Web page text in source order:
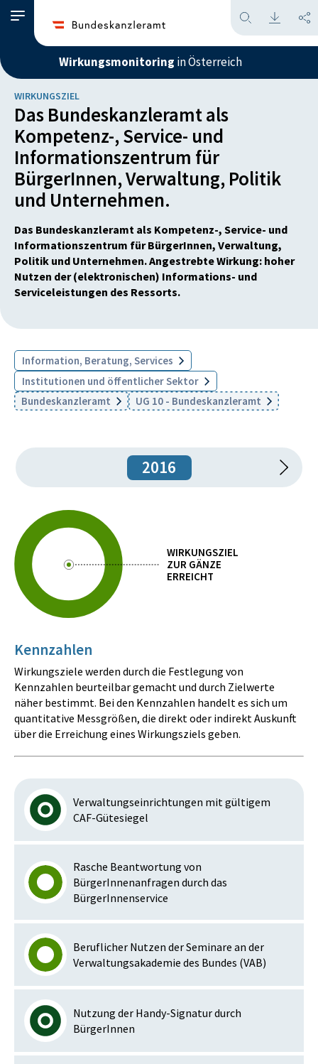
Wirkungsmonitoring in Österreich
WIRKUNGSZIEL
Das Bundeskanzleramt als
Kompetenz-, Service- und
Informationszentrum für
BürgerInnen, Verwaltung, Politik
und Unternehmen.
Das Bundeskanzleramt als Kompetenz-, Service- und
Informationszentrum für BürgerInnen, Verwaltung,
Politik und Unternehmen. Angestrebte Wirkung: hoher
Nutzen der (elektronischen) Informations- und
Serviceleistungen des Ressorts.
Information, Beratung, Services
Institutionen und öffentlicher Sektor
Bundeskanzleramt
UG 10 - Bundeskanzleramt
2016
WIRKUNGSZIEL
ZUR GÄNZE
ERREICHT
Kennzahlen
Wirkungsziele werden durch die Festlegung von
Kennzahlen beurteilbar gemacht und durch Zielwerte
näher bestimmt. Bei den Kennzahlen handelt es sich um
quantitative Messgrößen, die direkt oder indirekt Auskunft
über die Erreichung eines Wirkungsziels geben.
Verwaltungseinrichtungen mit gültigem
CAF-Gütesiegel
Rasche Beantwortung von
BürgerInnenanfragen durch das
BürgerInnenservice
Beruflicher Nutzen der Seminare an der
Verwaltungsakademie des Bundes (VAB)
Nutzung der Handy-Signatur durch
BürgerInnen